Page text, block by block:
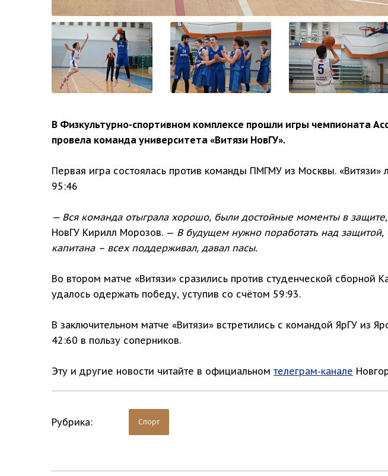
В Физкультурно-спортивном комплексе прошли игры чемпионата
провела команда университета «Витязи НовГУ».
Первая игра состоялась против команды ПМГМУ из Москвы.
95:46
— Вся команда отыграла хорошо, были достойные моменты в
НовГУ Кирилл Морозов. — В будущем нужно поработать над
капитана – всех поддерживал, давал пасы.
Во втором матче «Витязи» сразились против студенческой сборной
удалось одержать победу, уступив со счётом 59:93.
В заключительном матче «Витязи» встретились с командой ЯрГУ из
42:60 в пользу соперников.
Эту и другие новости читайте в официальном телеграм-канале
Рубрика: Спорт